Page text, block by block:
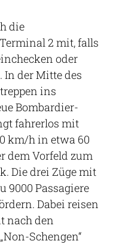
die
2 mit, falls
oder
In der Mitte des
ins
Bombardier-
fahrerlos mit
km/h in etwa 60
dem Vorfeld zum
Die drei Züge mit
9000 Passagiere
Dabei reisen
nach den
Schengen“